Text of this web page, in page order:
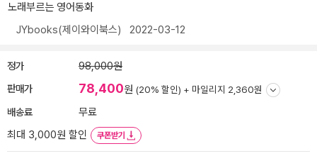
노래부르는 영어동화
JYbooks(제이와이북스) 2022-03-12
정가 98,000원
판매가 78,400원 (20% 할인) + 마일리지 2,360원
배송료
무료
최대 3,000원 할인
쿠폰받기